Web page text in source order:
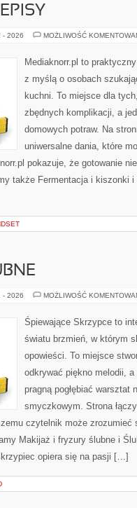
- 2026 MOŻLIWOŚĆ
Mediaknorr.pl to
z myślą o osobach
kuchni. To miejsce dla
zbędnych komplikacji, a
domowych potraw. Na
uniwersalne dania, które
pokazuje, że gotowanie
także Fermentacja i kiszonki
- 2026 MOŻLIWOŚĆ
Śpiewające Skrzypce to
światu brzmień, w którym
opowieści. To miejsce
odkrywać piękno melodii,
pragną pogłębiać warsztat
smyczkowym. Strona
czytelnik może zrozumieć
Makijaż i fryzury ślubne i
opiera się na pasji […]